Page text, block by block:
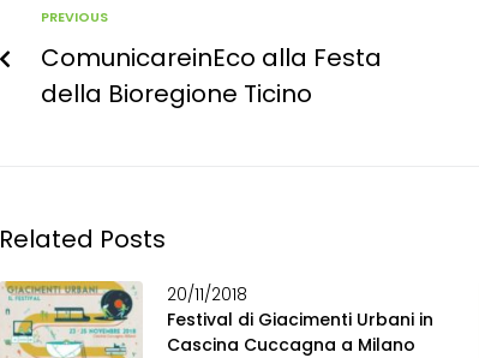
PREVIOUS
ComunicareinEco alla Festa
della Bioregione Ticino
Related Posts
20/11/2018
Festival di Giacimenti Urbani in
Cascina Cuccagna a Milano